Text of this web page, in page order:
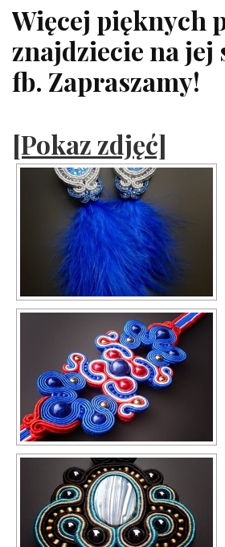
Więcej pięknych
znajdziecie na jej
fb. Zapraszamy!
[Pokaz zdjęć]